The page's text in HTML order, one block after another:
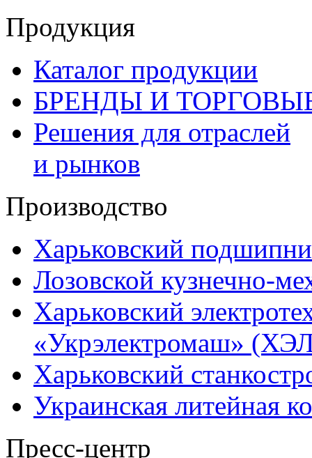
Продукция
Каталог продукции
БРЕНДЫ И
Решения для отраслей
и рынков
Производство
Харьковский
Лозовской кузнечно-
Харьковский
«Укрэлектромаш»
Харьковский
Украинская литейная
Пресс-центр